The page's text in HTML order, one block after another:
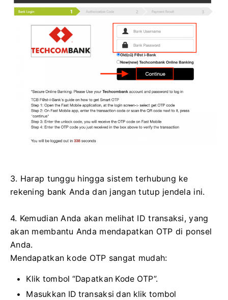
3. Harap tunggu hingga sistem terhubung ke
rekening bank Anda dan jangan tutup jendela ini.
4. Kemudian Anda akan melihat ID transaksi, yang
akan membantu Anda mendapatkan OTP di ponsel
Anda.
Mendapatkan kode OTP sangat mudah:
Klik tombol “Dapatkan Kode OTP”.
Masukkan ID transaksi dan klik tombol